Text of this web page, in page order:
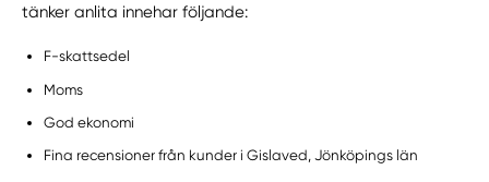
tänker anlita innehar följande:
F-skattsedel
Moms
God ekonomi
Fina recensioner från kunder i Gislaved, Jönköpings län